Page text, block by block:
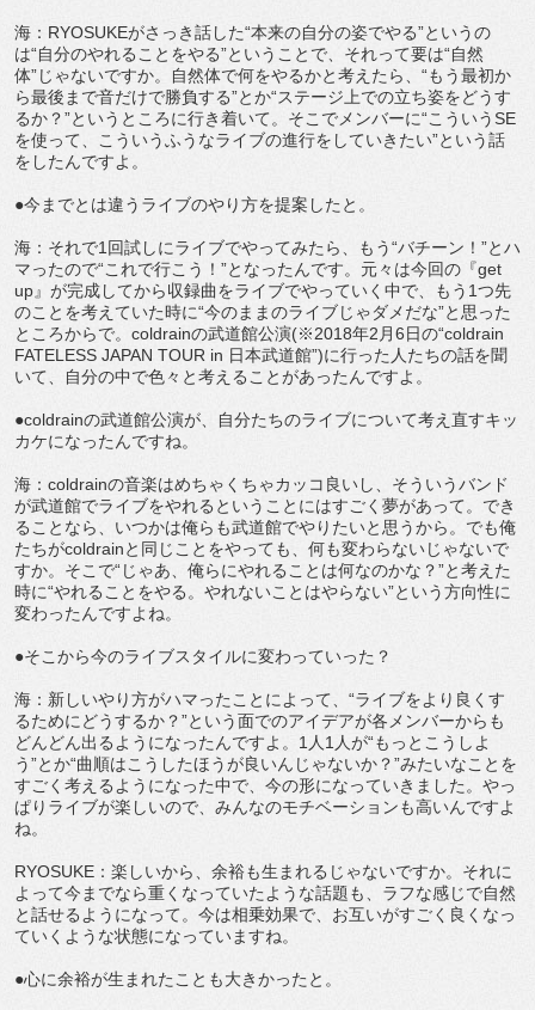
海：RYOSUKEがさっき話した“本来の自分の姿でやる”というの
は“自分のやれることをやる”ということで、それって要は“自然
体”じゃないですか。自然体で何をやるかと考えたら、“もう最初か
ら最後まで音だけで勝負する”とか“ステージ上での立ち姿をどうす
るか？”というところに行き着いて。そこでメンバーに“こういうSE
を使って、こういうふうなライブの進行をしていきたい”という話
をしたんですよ。
●今までとは違うライブのやり方を提案したと。
海：それで1回試しにライブでやってみたら、もう“バチーン！”とハ
マったので“これで行こう！”となったんです。元々は今回の『get
up』が完成してから収録曲をライブでやっていく中で、もう1つ先
のことを考えていた時に“今のままのライブじゃダメだな”と思った
ところからで。coldrainの武道館公演(※2018年2月6日の“coldrain
FATELESS JAPAN TOUR in 日本武道館”)に行った人たちの話を聞
いて、自分の中で色々と考えることがあったんですよ。
●coldrainの武道館公演が、自分たちのライブについて考え直すキッ
カケになったんですね。
海：coldrainの音楽はめちゃくちゃカッコ良いし、そういうバンド
が武道館でライブをやれるということにはすごく夢があって。でき
ることなら、いつかは俺らも武道館でやりたいと思うから。でも俺
たちがcoldrainと同じことをやっても、何も変わらないじゃないで
すか。そこで“じゃあ、俺らにやれることは何なのかな？”と考えた
時に“やれることをやる。やれないことはやらない”という方向性に
変わったんですよね。
●そこから今のライブスタイルに変わっていった？
海：新しいやり方がハマったことによって、“ライブをより良くす
るためにどうするか？”という面でのアイデアが各メンバーからも
どんどん出るようになったんですよ。1人1人が“もっとこうしよ
う”とか“曲順はこうしたほうが良いんじゃないか？”みたいなことを
すごく考えるようになった中で、今の形になっていきました。やっ
ぱりライブが楽しいので、みんなのモチベーションも高いんですよ
ね。
RYOSUKE：楽しいから、余裕も生まれるじゃないですか。それに
よって今までなら重くなっていたような話題も、ラフな感じで自然
と話せるようになって。今は相乗効果で、お互いがすごく良くなっ
ていくような状態になっていますね。
●心に余裕が生まれたことも大きかったと。